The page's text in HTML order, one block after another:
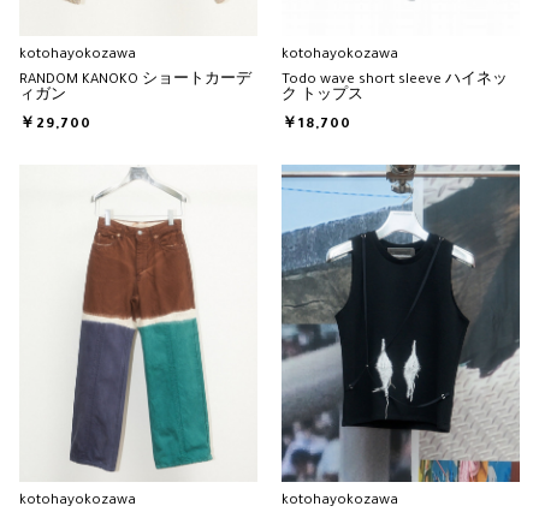
kotohayokozawa
RANDOM KANOKO ショートカーデ
ィガン
￥29,700
kotohayokozawa
Todo wave short sleeve ハイネッ
ク トップス
￥18,700
kotohayokozawa
kotohayokozawa